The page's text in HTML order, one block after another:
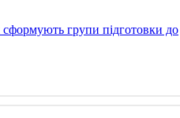
групи підготовки до